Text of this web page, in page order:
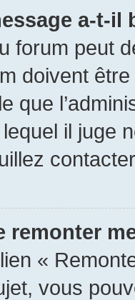
a-t-il
forum peut
doivent
que
lequel il juge
remonter
«
vous